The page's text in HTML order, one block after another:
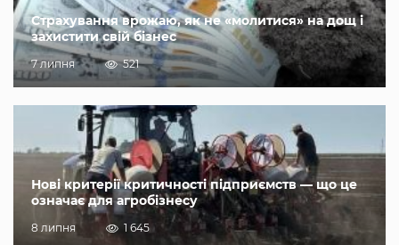
Страхування врожаю, як не «молитися» на дощ і
захистити свій бізнес
7 липня 521
Нові критерії критичності підприємств — що це
означає для агробізнесу
8 липня 1 645